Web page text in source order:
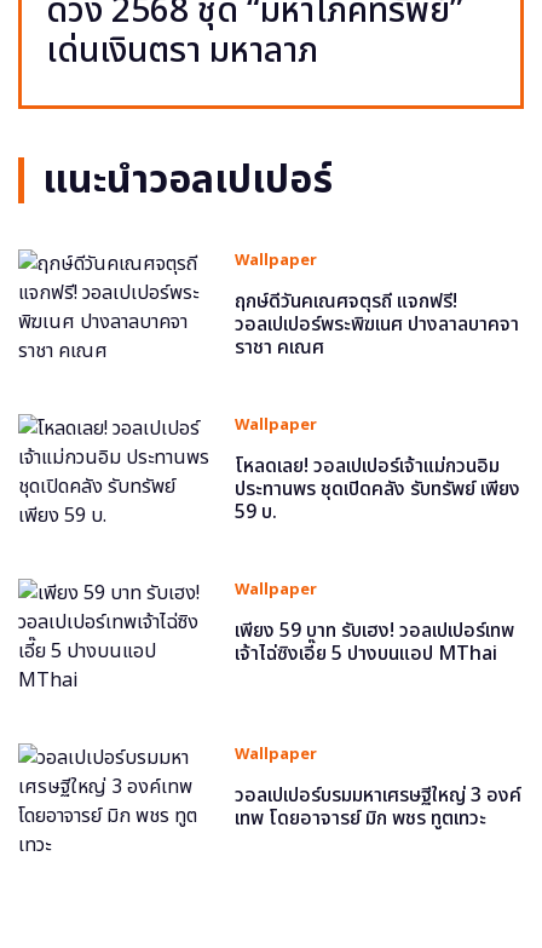
ดวง 2568 ชุด “มหาโภคทรัพย์”
เด่นเงินตรา มหาลาภ
แนะนำวอลเปเปอร์
Wallpaper
ฤกษ์ดีวันคเณศจตุรถี แจกฟรี!
วอลเปเปอร์พระพิฆเนศ ปางลาลบาคจา
ราชา คเณศ
Wallpaper
โหลดเลย! วอลเปเปอร์เจ้าแม่กวนอิม
ประทานพร ชุดเปิดคลัง รับทรัพย์ เพียง
59 บ.
Wallpaper
เพียง 59 บาท รับเฮง! วอลเปเปอร์เทพ
เจ้าไฉ่ซิงเอี๊ย 5 ปางบนแอป MThai
Wallpaper
วอลเปเปอร์บรมมหาเศรษฐีใหญ่ 3 องค์
เทพ โดยอาจารย์ มิก พชร ทูตเทวะ